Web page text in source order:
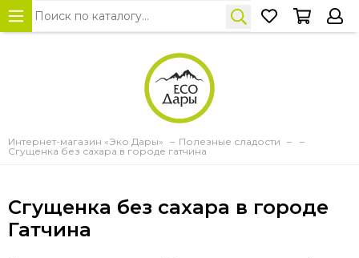
Интернет-магазин «Эко Дары»
Полезные сладости
Сгущенка без сахара в городе гатчина
Сгущенка без сахара в городе
Гатчина